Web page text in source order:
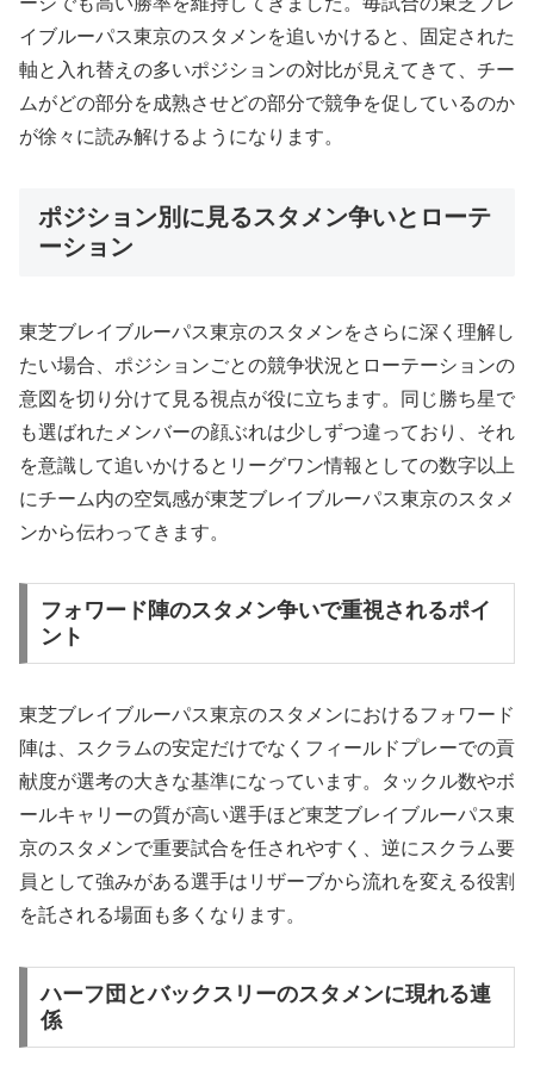
イブルーパス東京のスタメンを追いかけると、固定された
軸と入れ替えの多いポジションの対比が見えてきて、チー
ムがどの部分を成熟させどの部分で競争を促しているのか
が徐々に読み解けるようになります。
ポジション別に見るスタメン争いとローテ
ーション
東芝ブレイブルーパス東京のスタメンをさらに深く理解し
たい場合、ポジションごとの競争状況とローテーションの
意図を切り分けて見る視点が役に立ちます。同じ勝ち星で
も選ばれたメンバーの顔ぶれは少しずつ違っており、それ
を意識して追いかけるとリーグワン情報としての数字以上
にチーム内の空気感が東芝ブレイブルーパス東京のスタメ
ンから伝わってきます。
フォワード陣のスタメン争いで重視されるポイ
ント
東芝ブレイブルーパス東京のスタメンにおけるフォワード
陣は、スクラムの安定だけでなくフィールドプレーでの貢
献度が選考の大きな基準になっています。タックル数やボ
ールキャリーの質が高い選手ほど東芝ブレイブルーパス東
京のスタメンで重要試合を任されやすく、逆にスクラム要
員として強みがある選手はリザーブから流れを変える役割
を託される場面も多くなります。
ハーフ団とバックスリーのスタメンに現れる連
係